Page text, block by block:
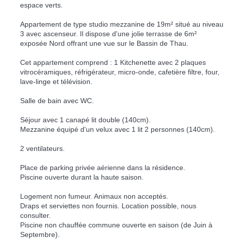
espace verts.
Appartement de type studio mezzanine de 19m² situé au niveau
3 avec ascenseur. Il dispose d'une jolie terrasse de 6m²
exposée Nord offrant une vue sur le Bassin de Thau.
Cet appartement comprend : 1 Kitchenette avec 2 plaques
vitrocéramiques, réfrigérateur, micro-onde, cafetière filtre, four,
lave-linge et télévision.
Salle de bain avec WC.
Séjour avec 1 canapé lit double (140cm).
Mezzanine équipé d'un velux avec 1 lit 2 personnes (140cm).
2 ventilateurs.
Place de parking privée aérienne dans la résidence.
Piscine ouverte durant la haute saison.
Logement non fumeur. Animaux non acceptés.
Draps et serviettes non fournis. Location possible, nous
consulter.
Piscine non chauffée commune ouverte en saison (de Juin à
Septembre).